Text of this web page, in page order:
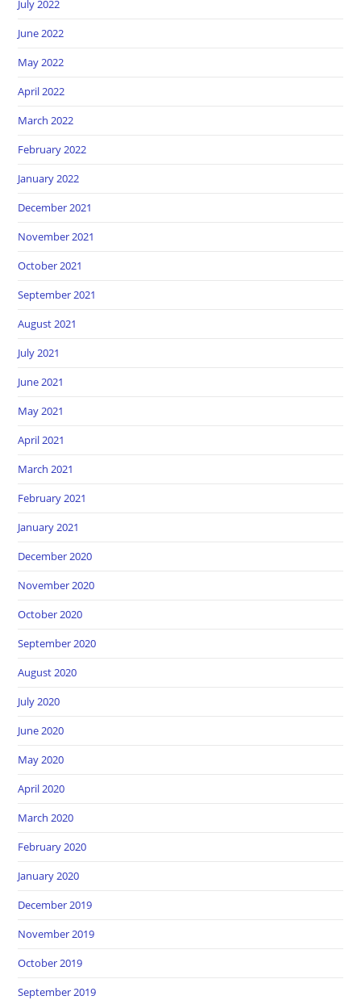
July 2022
June 2022
May 2022
April 2022
March 2022
February 2022
January 2022
December 2021
November 2021
October 2021
September 2021
August 2021
July 2021
June 2021
May 2021
April 2021
March 2021
February 2021
January 2021
December 2020
November 2020
October 2020
September 2020
August 2020
July 2020
June 2020
May 2020
April 2020
March 2020
February 2020
January 2020
December 2019
November 2019
October 2019
September 2019